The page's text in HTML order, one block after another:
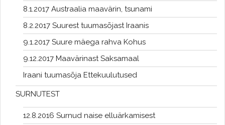
8.1.2017 Austraalia maavärin, tsunami
8.2.2017 Suurest tuumasõjast Iraanis
9.1.2017 Suure mäega rahva Kohus
9.12.2017 Maavärinast Saksamaal
Iraani tuumasõja Ettekuulutused
SURNUTEST
12.8.2016 Surnud naise elluärkamisest